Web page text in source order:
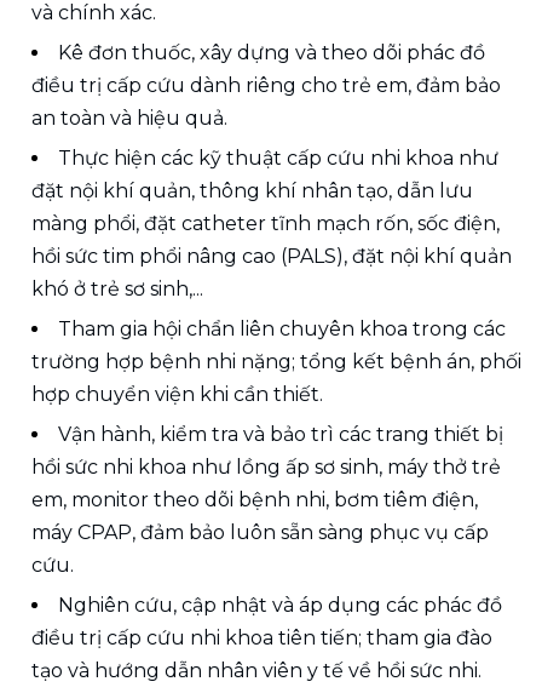
và chính xác.
Kê đơn thuốc, xây dựng và theo dõi phác đồ
điều trị cấp cứu dành riêng cho trẻ em, đảm bảo
an toàn và hiệu quả.
Thực hiện các kỹ thuật cấp cứu nhi khoa như
đặt nội khí quản, thông khí nhân tạo, dẫn lưu
màng phổi, đặt catheter tĩnh mạch rốn, sốc điện,
hồi sức tim phổi nâng cao (PALS), đặt nội khí quản
khó ở trẻ sơ sinh,...
Tham gia hội chẩn liên chuyên khoa trong các
trường hợp bệnh nhi nặng; tổng kết bệnh án, phối
hợp chuyển viện khi cần thiết.
Vận hành, kiểm tra và bảo trì các trang thiết bị
hồi sức nhi khoa như lồng ấp sơ sinh, máy thở trẻ
em, monitor theo dõi bệnh nhi, bơm tiêm điện,
máy CPAP, đảm bảo luôn sẵn sàng phục vụ cấp
cứu.
Nghiên cứu, cập nhật và áp dụng các phác đồ
điều trị cấp cứu nhi khoa tiên tiến; tham gia đào
tạo và hướng dẫn nhân viên y tế về hồi sức nhi.